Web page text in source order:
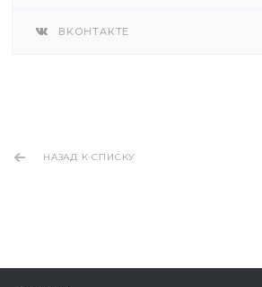
ВКОНТАКТЕ
НАЗАД К СПИСКУ